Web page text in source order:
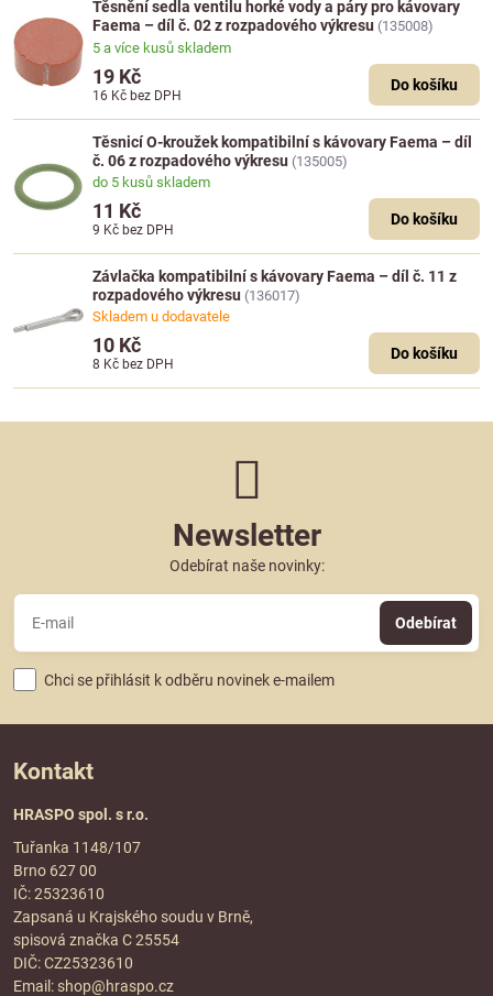
Těsnění sedla ventilu horké vody a páry pro kávovary
Faema – díl č. 02 z rozpadového výkresu (135008)
5 a více kusů skladem
19 Kč
16 Kč bez DPH
Do košíku
Těsnicí O-kroužek kompatibilní s kávovary Faema – díl
č. 06 z rozpadového výkresu (135005)
do 5 kusů skladem
11 Kč
9 Kč bez DPH
Do košíku
Závlačka kompatibilní s kávovary Faema – díl č. 11 z
rozpadového výkresu (136017)
Skladem u dodavatele
10 Kč
8 Kč bez DPH
Do košíku
Newsletter
Odebírat naše novinky:
Odebírat
Chci se přihlásit k odběru novinek e-mailem
Kontakt
HRASPO spol. s r.o.
Tuřanka 1148/107
Brno 627 00
IČ: 25323610
Zapsaná u Krajského soudu v Brně,
spisová značka C 25554
DIČ: CZ25323610
Email: shop@hraspo.cz